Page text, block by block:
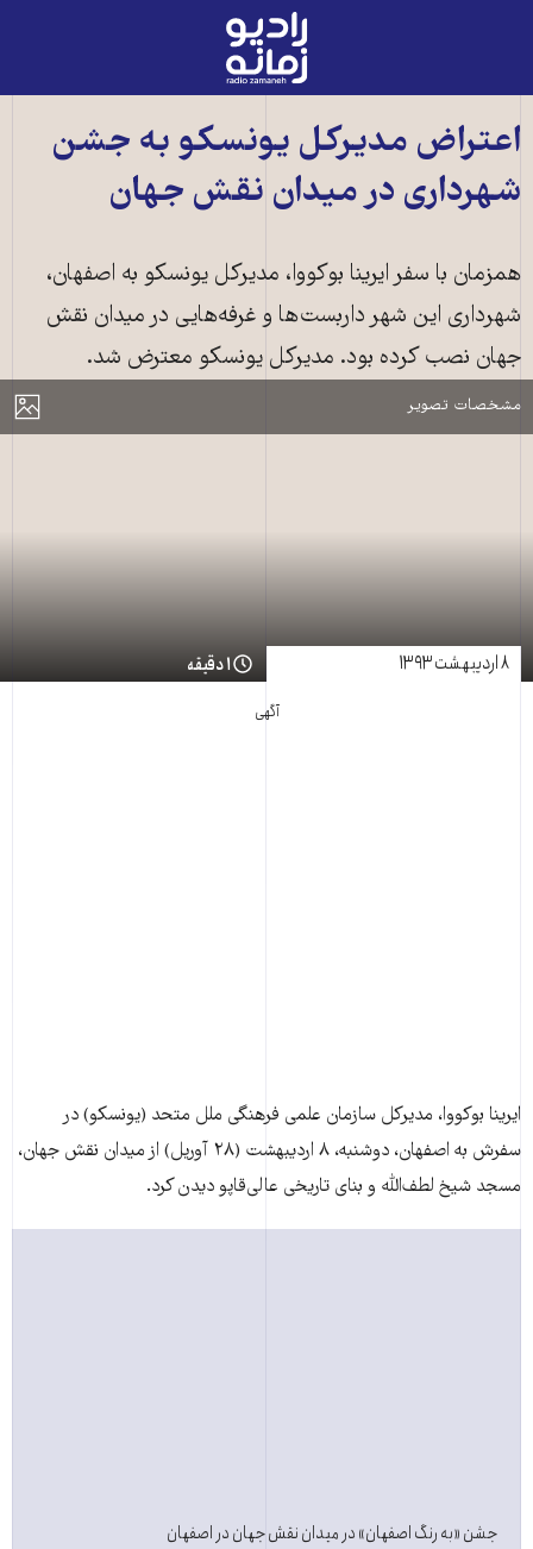
رادیو
زمانه
به
صفحه
اصلی
اعتراض مدیرکل یونسکو به جشن
شهرداری در میدان نقش جهان
همزمان با سفر ایرینا بوکووا، مدیرکل یونسکو به اصفهان،
شهرداری این شهر داربست‌ها و غرفه‌هایی در میدان نقش
جهان نصب کرده بود. مدیرکل یونسکو معترض شد.
نمایش
مشخصات تصویر
جشن «به رنگ اصفهان» در میدان نقش جهان در اصفهان
۸ اردیبهشت ۱۳۹۳ ۱ دقیقه
آگهی
ایرینا بوکووا، مدیرکل سازمان علمی فرهنگی ملل متحد (یونسکو) در
سفرش به اصفهان، دوشنبه، ۸ اردیبهشت (۲۸ آوریل) از میدان نقش جهان،
مسجد شیخ‌ لطف‌الله و بنای تاریخی عالی‌قاپو دیدن کرد.
جشن «به رنگ اصفهان» در میدان نقش جهان در اصفهان